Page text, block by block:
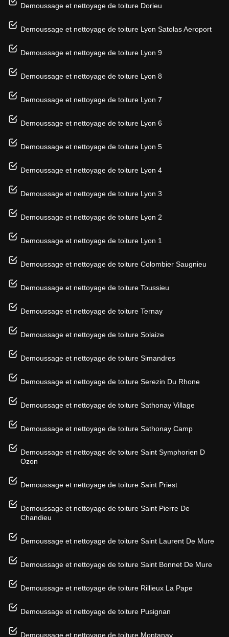
Demoussage et nettoyage de toiture Dorieu
Demoussage et nettoyage de toiture Lyon Satolas Aeroport
Demoussage et nettoyage de toiture Lyon 9
Demoussage et nettoyage de toiture Lyon 8
Demoussage et nettoyage de toiture Lyon 7
Demoussage et nettoyage de toiture Lyon 6
Demoussage et nettoyage de toiture Lyon 5
Demoussage et nettoyage de toiture Lyon 4
Demoussage et nettoyage de toiture Lyon 3
Demoussage et nettoyage de toiture Lyon 2
Demoussage et nettoyage de toiture Lyon 1
Demoussage et nettoyage de toiture Colombier Saugnieu
Demoussage et nettoyage de toiture Toussieu
Demoussage et nettoyage de toiture Ternay
Demoussage et nettoyage de toiture Solaize
Demoussage et nettoyage de toiture Simandres
Demoussage et nettoyage de toiture Serezin Du Rhone
Demoussage et nettoyage de toiture Sathonay Village
Demoussage et nettoyage de toiture Sathonay Camp
Demoussage et nettoyage de toiture Saint Symphorien D
Ozon
Demoussage et nettoyage de toiture Saint Priest
Demoussage et nettoyage de toiture Saint Pierre De
Chandieu
Demoussage et nettoyage de toiture Saint Laurent De Mure
Demoussage et nettoyage de toiture Saint Bonnet De Mure
Demoussage et nettoyage de toiture Rillieux La Pape
Demoussage et nettoyage de toiture Pusignan
Demoussage et nettoyage de toiture Montanay